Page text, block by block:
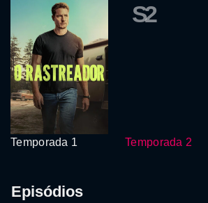
Temporada 1
S2
Temporada 2
Episódios